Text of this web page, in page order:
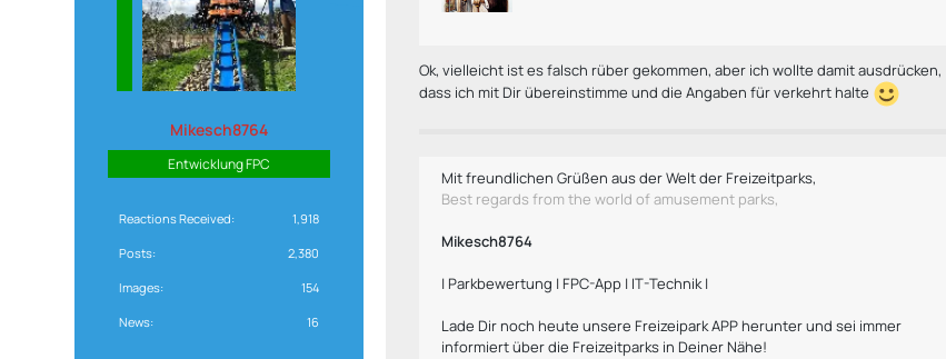
Mikesch8764
Entwicklung FPC
Reactions Received 1,918
Posts 2,380
Images 154
News 16
Ok, vielleicht ist es falsch rüber gekommen, aber ich wollte damit ausdrücken,
dass ich mit Dir übereinstimme und die Angaben für verkehrt halte
Mit freundlichen Grüßen aus der Welt der Freizeitparks,
Best regards from the world of amusement parks,
Mikesch8764
| Parkbewertung | FPC-App | IT-Technik |
Lade Dir noch heute unsere Freizeipark APP herunter und sei immer
informiert über die Freizeitparks in Deiner Nähe!